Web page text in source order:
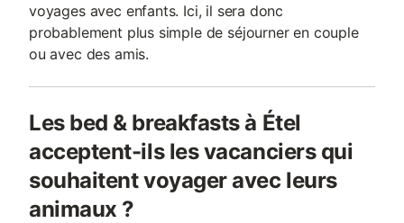
voyages avec enfants. Ici, il sera donc
probablement plus simple de séjourner en couple
ou avec des amis.
Les bed & breakfasts à Étel
acceptent-ils les vacanciers qui
souhaitent voyager avec leurs
animaux ?